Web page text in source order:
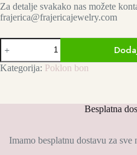
Za detalje svakako nas možete
frajerica@frajericajewelry.com
Poklon
bon
za
CRAFT&CHILL
Kategorija: Poklon bon
Besplatna
Imamo besplatnu dostavu za sve